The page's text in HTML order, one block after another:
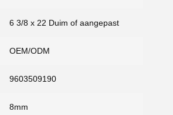
6 3/8 x 22 Duim of aangepast
OEM/ODM
9603509190
8mm